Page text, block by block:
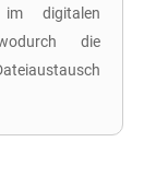
digitalen
die